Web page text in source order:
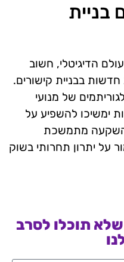
בניית
הדיגיטלי, חשוב
בבניית קישורים.
של מנועי
ימשיכו להשפיע על
השקעה מתמשכת
על יתרון תחרותי בשוק
תוכלו לסרב